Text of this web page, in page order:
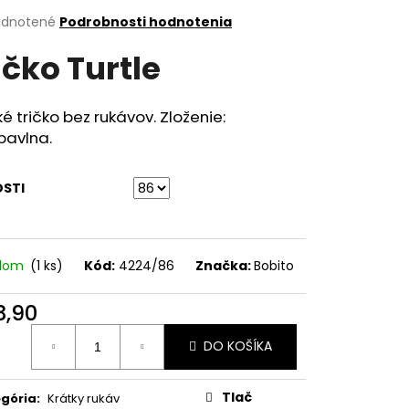
Podrobnosti hodnotenia
Turtle
tričko bez rukávov. Zloženie:
(1 ks) Kód: 4224/86 Značka:Bobito
DO KOŠÍKA
: Krátky rukáv
Tlač